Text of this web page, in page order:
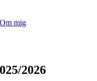
Om mig
2026